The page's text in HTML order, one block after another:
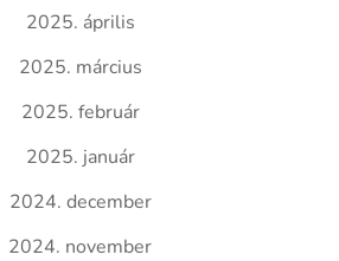
2025. április
2025. március
2025. február
2025. január
2024. december
2024. november